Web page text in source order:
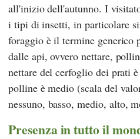
all'inizio dell'autunno. I
i tipi di insetti, in particolare
foraggio è il termine generico
dalle api, ovvero nettare,
nettare del cerfoglio dei prati
polline è medio (scala del
nessuno, basso, medio, alto,
Presenza in tutto il